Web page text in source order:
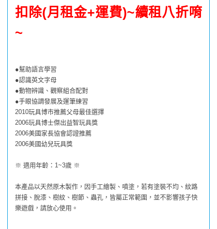
扣除(月租金+運費)~續租八折唷
~
●幫助語言學習
●認識英文字母
●動物辨識、觀察組合配對
●手眼協調發展及運筆練習
2010玩具博市推薦父母最佳選擇
2006玩具博士傑出益智玩具獎
2006美國家長協會認證推薦
2006美國幼兒玩具獎
※ 適用年齡：1~3歲 ※
本產品以天然原木製作，因手工繪製、噴塗，若有塗裝不均、紋路
拼接、脫漆、樹紋、樹節、蟲孔，皆屬正常範圍，並不影響孩子快
樂遊戲，請放心使用。